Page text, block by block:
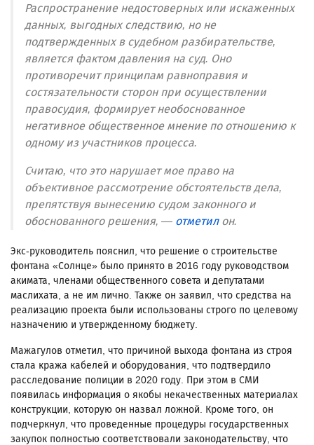
Распространение недостоверных или искаженных
данных, выгодных следствию, но не
подтвержденных в судебном разбирательстве,
является фактом давления на суд. Оно
противоречит принципам равноправия и
состязательности сторон при осуществлении
правосудия, формирует необоснованное
негативное общественное мнение по отношению к
одному из участников процесса.
Считаю, что это нарушает мое право на
объективное рассмотрение обстоятельств дела,
препятствуя вынесению судом законного и
обоснованного решения, — отметилон.
Экс-руководитель пояснил, что решение о строительстве
фонтана «Солнце» было принято в 2016 году руководством
акимата, членами общественного совета и депутатами
маслихата, а не им лично. Также он заявил, что средства на
реализацию проекта были использованы строго по целевому
назначению и утвержденному бюджету.
Мажагулов отметил, что причиной выхода фонтана из строя
стала кража кабелей и оборудования, что подтвердило
расследование полиции в 2020 году. При этом в СМИ
появилась информация о якобы некачественных материалах
конструкции, которую он назвал ложной. Кроме того, он
подчеркнул, что проведенные процедуры государственных
закупок полностью соответствовали законодательству, что